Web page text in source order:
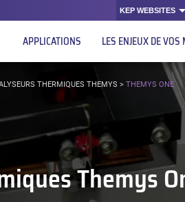
KEP WEBSITES
APPLICATIONS LES ENJEUX DE VOS
THERMIQUES THEMYS > THEMYS ONE
Themys